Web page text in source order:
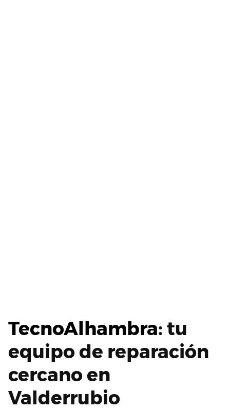
TecnoAlhambra: tu
equipo de reparación
cercano en
Valderrubio